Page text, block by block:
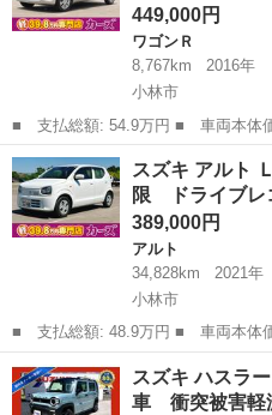
449,000円
ワゴンＲ
8,767km
2016年
小林市
■ 支払総額: 54.9万円 ■ 車両本体価格： 449,000 円 ■ メーカー
名： スズキ ■ 車種名： ワゴン
レスエントリー アイドリングス
ーター ベン...
宮崎 小林市 ワゴンＲ
スズキ アルト
限 ドライブ
389,000円
アルト
34,828km
2021年
小林市
■ 支払総額: 48.9万円 ■ 車両本体価格： 389,000 円 ■ メーカー
名： スズキ ■ 車種名： アルト
ヵ月・走行無制限 ドライブレコ
ンアシスト ...
宮崎 小林市 アルト
スズキ ハスラ
車 衝突被害